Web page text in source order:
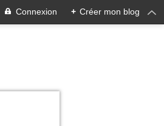
Connexion + Créer mon blog